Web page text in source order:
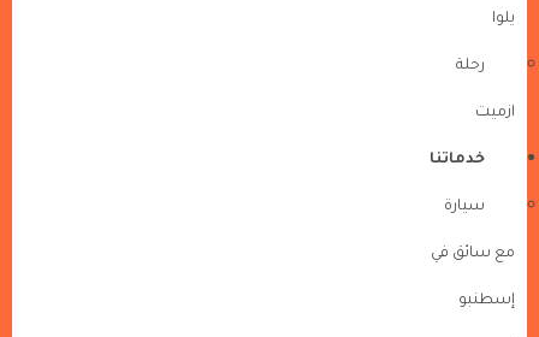
يلوا
رحلة
ازميت
خدماتنا
سيارة
مع سائق في
إسطنبو